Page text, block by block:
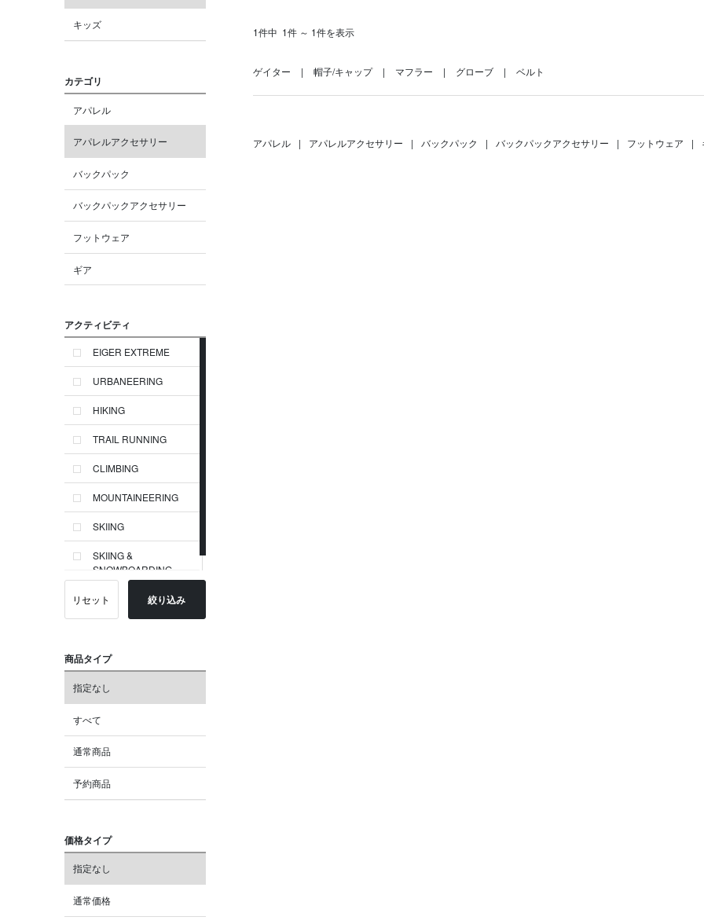
キッズ
カテゴリ
アパレル
アパレルアクセサリー
バックパック
バックパックアクセサリー
フットウェア
ギア
アクティビティ
EIGER EXTREME
URBANEERING
HIKING
TRAIL RUNNING
CLIMBING
MOUNTAINEERING
SKIING
SKIING &
SNOWBOARDING
リセット 絞り込み
商品タイプ
指定なし
すべて
通常商品
予約商品
価格タイプ
指定なし
通常価格
1件中 1件 ～ 1件を表示
ゲイター 帽子/キャップ マフラー グローブ ベルト
アパレル | アパレルアクセサリー | バックパック | バックパックアクセサリー | フットウェア |